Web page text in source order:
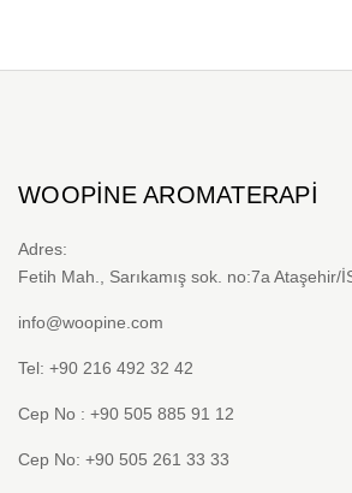
WOOPINE AROMATERAPI
Adres:
Fetih Mah., Sarıkamış sok. no:7a Ataşehir/
info@woopine.com
Tel: +90 216 492 32 42
Cep No : +90 505 885 91 12
Cep No: +90 505 261 33 33